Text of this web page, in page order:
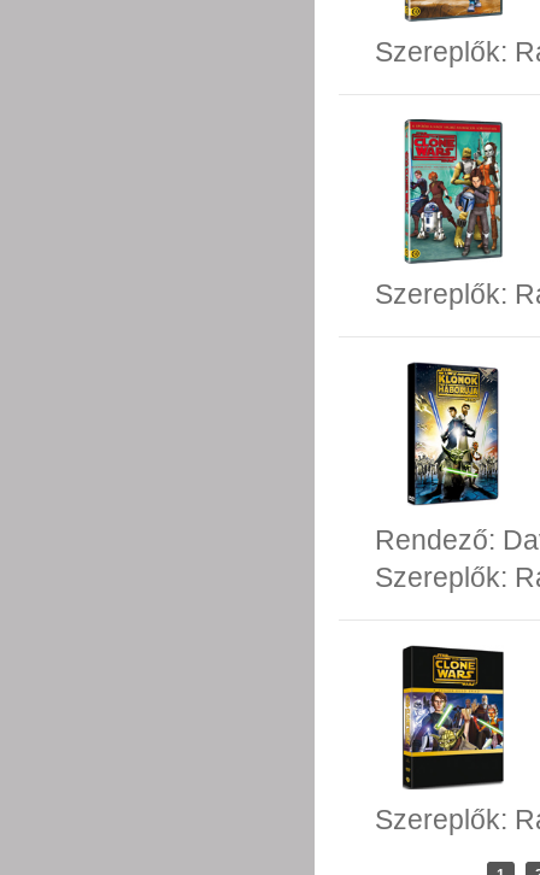
Szereplők:
Szereplők:
Rendező:
Szereplők:
Szereplők: